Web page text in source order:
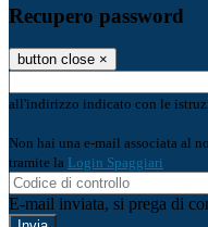
Recupero password
button close ×
all'indirizzo indicato con le
Non hai una e-mail associata al
tramite la Login Spaggiari
E-mail inviata, si prega di